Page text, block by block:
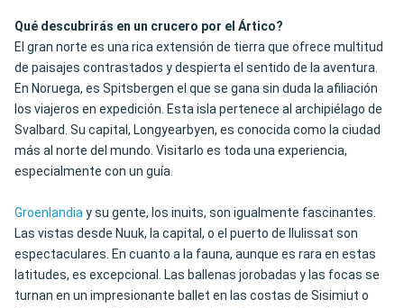
Qué descubrirás en un crucero por el Ártico?
El gran norte es una rica extensión de tierra que ofrece multitud
de paisajes contrastados y despierta el sentido de la aventura.
En Noruega, es Spitsbergen el que se gana sin duda la afiliación
los viajeros en expedición. Esta isla pertenece al archipiélago de
Svalbard. Su capital, Longyearbyen, es conocida como la ciudad
más al norte del mundo. Visitarlo es toda una experiencia,
especialmente con un guía.
Groenlandiay su gente, los inuits, son igualmente fascinantes.
Las vistas desde Nuuk, la capital, o el puerto de Ilulissat son
espectaculares. En cuanto a la fauna, aunque es rara en estas
latitudes, es excepcional. Las ballenas jorobadas y las focas se
turnan en un impresionante ballet en las costas de Sisimiut o